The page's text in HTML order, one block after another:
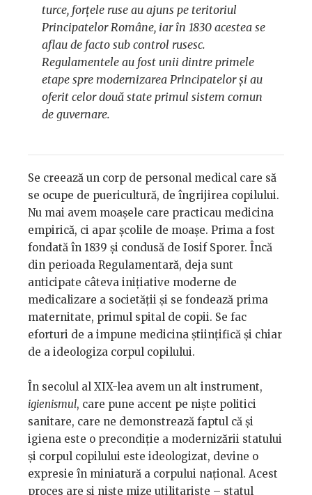
turce, forțele ruse au ajuns pe teritoriul
Principatelor Române, iar în 1830 acestea se
aflau de facto sub control rusesc.
Regulamentele au fost unii dintre primele
etape spre modernizarea Principatelor și au
oferit celor două state primul sistem comun
de guvernare.
Se creează un corp de personal medical care să
se ocupe de puericultură, de îngrijirea copilului.
Nu mai avem moașele care practicau medicina
empirică, ci apar școlile de moașe. Prima a fost
fondată în 1839 și condusă de Iosif Sporer. Încă
din perioada Regulamentară, deja sunt
anticipate câteva inițiative moderne de
medicalizare a societății și se fondează prima
maternitate, primul spital de copii. Se fac
eforturi de a impune medicina științifică și chiar
de a ideologiza corpul copilului.
În secolul al XIX-lea avem un alt instrument,
igienismul, care pune accent pe niște politici
sanitare, care ne demonstrează faptul că și
igiena este o precondiție a modernizării statului
și corpul copilului este ideologizat, devine o
expresie în miniatură a corpului național. Acest
proces are și niște mize utilitariste – statul